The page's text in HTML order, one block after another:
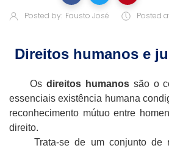
Posted by: Fausto José Posted
Direitos humanos e
Os direitos humanossão o
essenciais existência humana
reconhecimento mútuo entre
direito.
Trata-se de um conjunto de